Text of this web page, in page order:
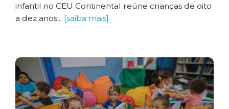
infantil no CEU Continental reúne crianças de oito
a dez anos... [saiba mais]